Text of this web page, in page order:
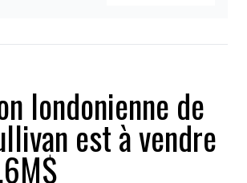
londonienne de
est à vendre